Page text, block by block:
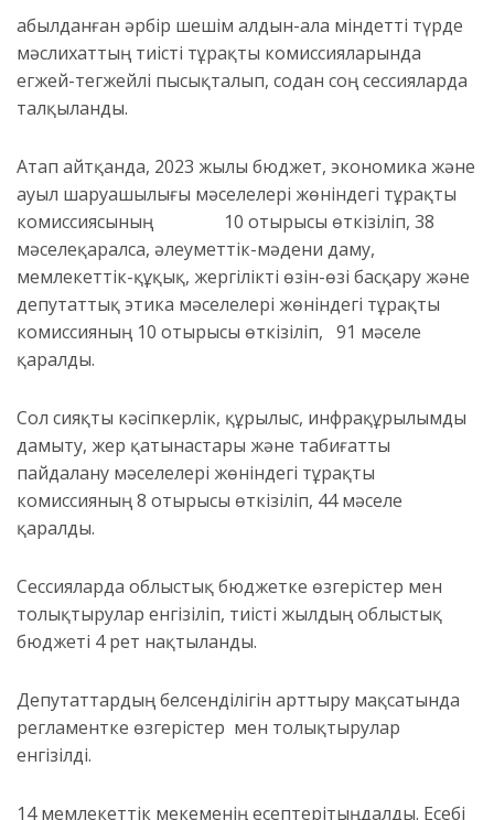
Қабылданған әрбір шешім алдын-ала міндетті түрде
мәслихаттың тиісті тұрақты комиссияларында
егжей-тегжейлі пысықталып, содан соң сессияларда
талқыланды.
Атап айтқанда, 2023 жылы бюджет, экономика және
ауыл шаруашылығы мәселелері жөніндегі тұрақты
комиссиясының
10 отырысы өткізіліп, 38
мәселеқаралса, әлеуметтік-мәдени даму,
мемлекеттік-құқық, жергілікті өзін-өзі басқару және
депутаттық этика мәселелері жөніндегі тұрақты
комиссияның 10 отырысы өткізіліп, 91 мәселе
қаралды.
Сол сияқты кәсіпкерлік, құрылыс, инфрақұрылымды
дамыту, жер қатынастары және табиғатты
пайдалану мәселелері жөніндегі тұрақты
комиссияның8 отырысы өткізіліп, 44 мәселе
қаралды.
Сессияларда облыстық бюджетке өзгерістер мен
толықтырулар енгізіліп, тиісті жылдың облыстық
бюджеті 4рет нақтыланды.
Депутаттардың белсенділігін арттыру мақсатында
регламентке өзгерістер мен толықтырулар
енгізілді.
14 мемлекеттік мекеменіңесептерітыңдалды. Есебі